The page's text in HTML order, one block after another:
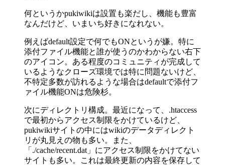
何というかpukiwikiは設置も楽だし、機能も豊富
なんだけど、いまいち好きになれない。
例えばdefault設定で何でもONというが嫌。特に
添付ファイル機能と誰が使うのかわからない右下
のアイコン。ある程度のコミュニティが完成して
いるようなクローズ環境では特に問題ないけど、
不特定多数が訪れるような場合はdefaultで添付フ
ァイル機能ONは危険杉。
次にディレクトリ構成。最近になって、.htaccess
で最初からアクセス制限をかけているけど、
pukiwikiサイトの中にはwikiのデータディレクト
リが丸見えの物も多い。また、
「./cache/recent.dat」にアクセス制限をかけてない
サイトも多い。これは最終更新の内容を保存して